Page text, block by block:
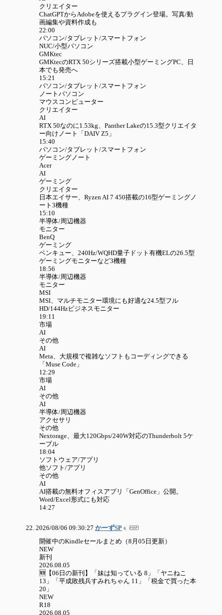
クリエイター
ChatGPTからAdobeを使えるプラグイン登場。写真/動
画編集や資料作成も
22:00
パソコン/タブレット/スマートフォン
NUC/小型パソコン
GMKtec
GMKtecのRTX 50シリーズ搭載小型ゲーミングPC、日
本でも発売へ
15:21
パソコン/タブレット/スマートフォン
ノートパソコン
マウスコンピューター
クリエイター
AI
RTX 50なのに1.53kg、Panther Lakeの15.3型クリエイタ
ー向けノート「DAIV Z5」
15:40
パソコン/タブレット/スマートフォン
ゲーミングノート
Acer
AI
ゲーミング
クリエイター
日本エイサー、Ryzen AI 7 450搭載の16型ゲーミングノ
ート3機種
15:10
半導体/周辺機器
モニター
BenQ
ゲーミング
ベンキュー、240Hz/WQHD量子ドット有機ELの26.5型
ゲーミングモニターなど3機種
18:56
半導体/周辺機器
モニター
MSI
MSI、マルチモニター環境にも好適な24.5型フル
HD/144Hzビジネスモニター
19:11
市場
AI
その他
AI
Meta、大規模で複雑なソフトもコーディングできる
「Muse Code」
12:29
市場
AI
その他
AI
半導体/周辺機器
アクセサリ
その他
Nextorage、最大120Gbps/240W対応のThunderbolt 5ケ
ーブル
18:04
ソフトウェア/アプリ
他ソフト/アプリ
その他
AI
AI搭載の無料オフィスアプリ「GenOffice」公開。
Word/Excel形式にも対応
14:27
2026/08/06 09:30:27 かーずSP
開催中のKindleセールまとめ（8月05日更新）
NEW
新刊
2026.08.05
🆕【06日の新刊】「妹は知っている 8」「ヤニねこ
13」「平成敗残兵すみれちゃん 11」「税金で買った本
20」
NEW
R18
2026.08.05